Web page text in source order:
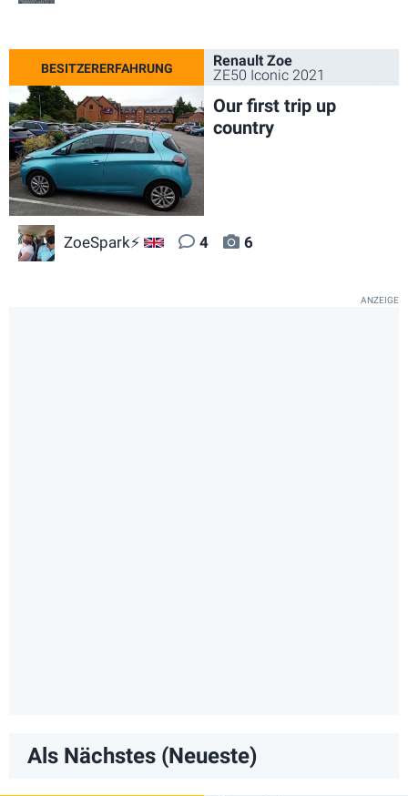
Renault Zoe
ZE50 Iconic 2021
Our first trip up
country
ZoeSpark⚡ GB 4 6
Als Nächstes (Neueste)